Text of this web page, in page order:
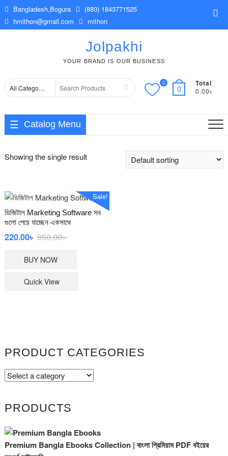
Skip
to
content
Bangladesh,Bogura
(880) 1843771525
hmithon@gmail.com
mithon
Jolpakhi
YOUR BRAND IS OUR BUSINESS
Search
0
0
Total
0.00৳
Catalog Menu
Showing the single result
Sale!
ডিজিটাল Marketing Software সব
গুলো পেয়ে যাচ্ছেন একসাথে
950.00৳Original
220.00৳
Current
BUY NOW
Quick View
PRODUCT CATEGORIES
PRODUCTS
Premium Bangla Ebooks Collection | বাংলা প্রিমিয়াম PDF বইয়ের